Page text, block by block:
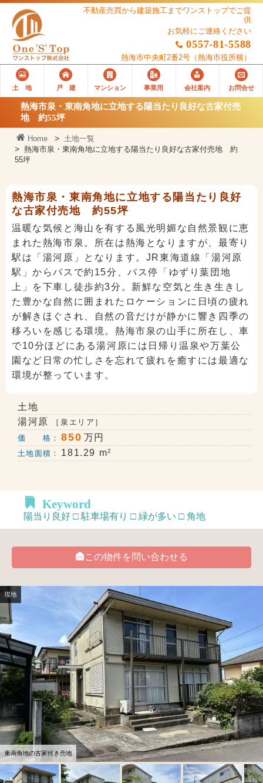
不動産売買から建築施工までワンストップでご提
供
お気軽にご連絡ください
0557-81-5588
熱海市中央町2番2号 （熱海市役所横）
土 地 戸 建 マンション 事業用 会社案内 お問合せ
熱海市泉・東南角地に立地する陽当たり良好な古家付売
地 約55坪
Home
土地一覧
熱海市泉・東南角地に立地する陽当たり良好な古家付売地 約
55坪
熱海市泉・東南角地に立地する陽当たり良好
な古家付売地 約55坪
温暖な気候と海山を有する風光明媚な自然景観に恵
まれた熱海市泉。所在は熱海となりますが、最寄り
駅は「湯河原」となります。JR東海道線「湯河原
駅」からバスで約15分、バス停「ゆずり葉団地
上」を下車し徒歩約3分。新鮮な空気と生き生きし
た豊かな自然に囲まれたロケーションに日頃の疲れ
が解きほぐされ、自然の音だけが静かに響き四季の
移ろいを感じる環境。熱海市泉の山手に所在し、車
で10分ほどにある湯河原には日帰り温泉や万葉公
園など日常の忙しさを忘れて疲れを癒すには最適な
環境が整っています。
土地
湯河原
［泉エリア］
価 格：
850万円
土地面積： 181.29 m2
Keyword
陽当り良好 □ 駐車場有り □ 緑が多い □ 角地
この物件を問い合わせる
現地
東南角地の古家付き売地